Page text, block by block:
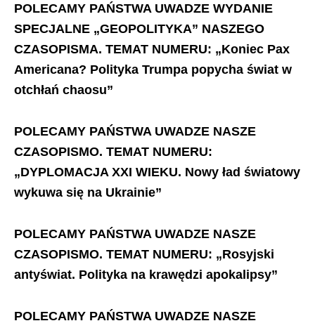
POLECAMY PAŃSTWA UWADZE WYDANIE
SPECJALNE „GEOPOLITYKA” NASZEGO
CZASOPISMA. TEMAT NUMERU: „Koniec Pax
Americana? Polityka Trumpa popycha świat w
otchłań chaosu”
POLECAMY PAŃSTWA UWADZE NASZE
CZASOPISMO. TEMAT NUMERU:
„DYPLOMACJA XXI WIEKU. Nowy ład światowy
wykuwa się na Ukrainie”
POLECAMY PAŃSTWA UWADZE NASZE
CZASOPISMO. TEMAT NUMERU: „Rosyjski
antyświat. Polityka na krawędzi apokalipsy”
POLECAMY PAŃSTWA UWADZE NASZE